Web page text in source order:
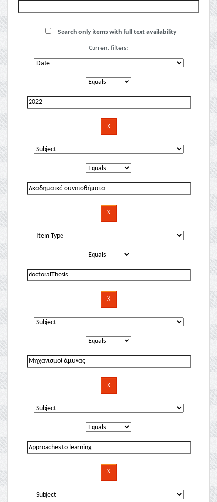
Search only items with full text availability
Current filters: